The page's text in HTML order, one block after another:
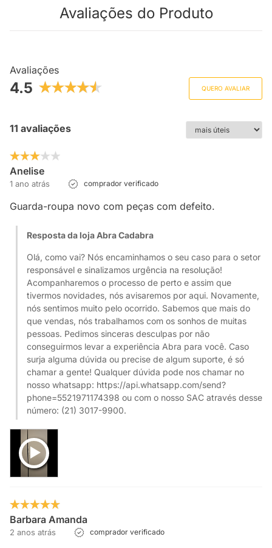
Avaliações do Produto
Avaliações
4.5 QUERO AVALIAR
11 avaliações
Anelise
1 ano atrás comprador verificado
Guarda-roupa novo com peças com defeito.
Resposta da loja Abra Cadabra
Olá, como vai? Nós encaminhamos o seu caso para o setor
responsável e sinalizamos urgência na resolução!
Acompanharemos o processo de perto e assim que
tivermos novidades, nós avisaremos por aqui. Novamente,
nós sentimos muito pelo ocorrido. Sabemos que mais do
que vendas, nós trabalhamos com os sonhos de muitas
pessoas. Pedimos sinceras desculpas por não
conseguirmos levar a experiência Abra para você. Caso
surja alguma dúvida ou precise de algum suporte, é só
chamar a gente! Qualquer dúvida pode nos chamar no
nosso whatsapp: https://api.whatsapp.com/send?
phone=5521971174398 ou com o nosso SAC através desse
número: (21) 3017-9900.
Barbara Amanda
2 anos atrás comprador verificado